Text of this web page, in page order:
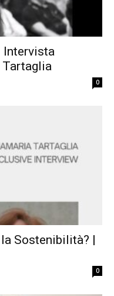
Intervista
Tartaglia
0
Sostenibilità? |
0